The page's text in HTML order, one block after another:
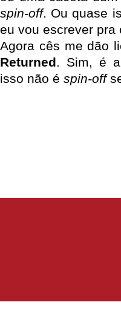
spin-off. Ou quase
eu vou escrever pra
Agora cês me dão
Returned. Sim, é
isso não é spin-off